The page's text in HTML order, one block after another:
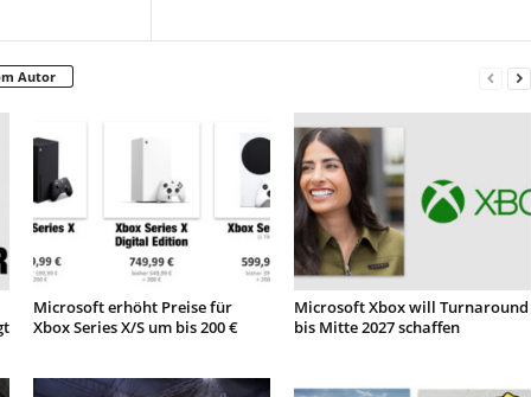
Autor
Microsoft erhöht Preise für
Xbox Series X/S um bis 200 €
Microsoft Xbox will Turnaround
bis Mitte 2027 schaffen